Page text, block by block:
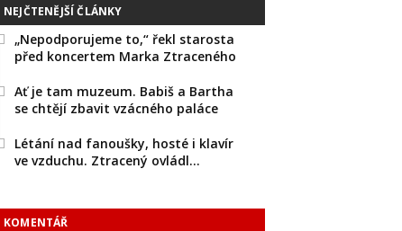
NEJČTENĚJŠÍ ČLÁNKY
„Nepodporujeme to,“ řekl starosta
před koncertem Marka Ztraceného
Ať je tam muzeum. Babiš a Bartha
se chtějí zbavit vzácného paláce
Létání nad fanoušky, hosté i klavír
ve vzduchu. Ztracený ovládl…
KOMENTÁŘ